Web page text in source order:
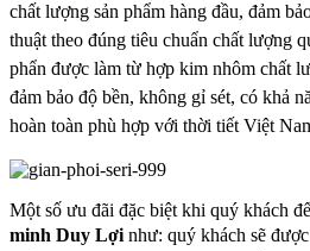
chất lượng sản phẩm hàng đầu, đảm
thuật theo đúng tiêu chuẩn chất lượng
phẩn được làm từ hợp kim nhôm chất
đảm bảo độ bền, không gỉ sét, có khả
hoàn toàn phù hợp với thời tiết Việt
Một số ưu đãi đặc biệt khi quý khách
minh Duy Lợi như: quý khách sẽ được